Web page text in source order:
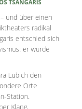
TSANGARIS
und über einen
radikal
entschied sich
er wurde
Lubich den
Orte
Station.
Klang,